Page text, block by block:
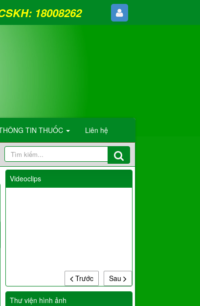
TIN THUỐC Liên hệ
18008262
Danh sách Người đăng ký thực hành hoàn thành quá
Videoclips
Sau
Trước
Thư viện hình ảnh